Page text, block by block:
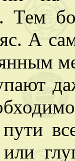
Тем
А